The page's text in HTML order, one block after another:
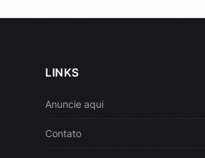
LINKS
Anuncie aqui
Contato